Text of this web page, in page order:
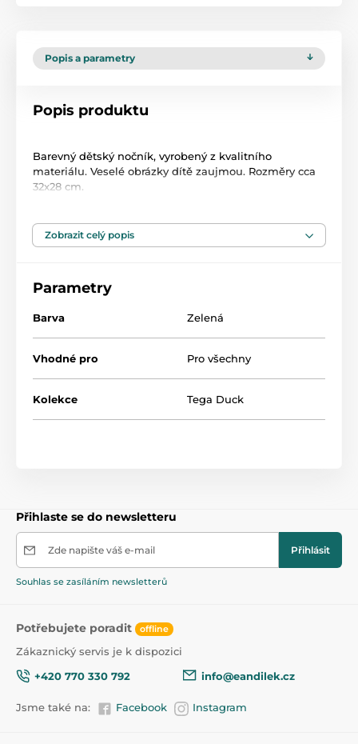
Popis a parametry
Popis produktu
Barevný dětský nočník, vyrobený z kvalitního
materiálu. Veselé obrázky dítě zaujmou. Rozměry cca
32x28 cm.
Zobrazit celý popis
Parametry
Barva Zelená
Vhodné pro Pro všechny
Kolekce Tega Duck
Přihlaste se do newsletteru
Zde napište váš e-mail Přihlásit
Souhlas se zasíláním newsletterů
Potřebujete poradit offline
Zákaznický servis je k dispozici
+420 770 330 792
info@eandilek.cz
Jsme také na: Facebook Instagram